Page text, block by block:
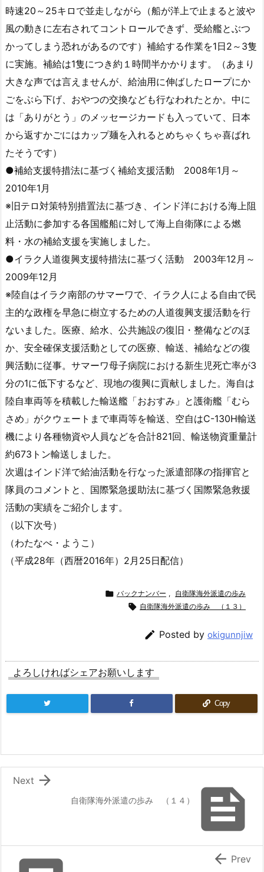
時速20～25キロで並走しながら（船が洋上で止まると波や
風の動きに左右されてコントロールできず、受給艦とぶつ
かってしまう恐れがあるのです）補給する作業を1日2～3隻
に実施。補給は1隻につき約１時間半かかります。（あまり
大きな声では言えませんが、給油用に伸ばしたロープにか
ごをぶら下げ、おやつの交換なども行なわれたとか。中に
は「ありがとう」のメッセージカードも入っていて、日本
から返すかごにはカップ麺を入れるとめちゃくちゃ喜ばれ
たそうです）
●補給支援特措法に基づく補給支援活動 2008年1月～
2010年1月
※旧テロ対策特別措置法に基づき、インド洋における海上阻
止活動に参加する各国艦船に対して海上自衛隊による燃
料・水の補給支援を実施しました。
●イラク人道復興支援特措法に基づく活動 2003年12月～
2009年12月
※陸自はイラク南部のサマーワで、イラク人による自由で民
主的な政権を早急に樹立するための人道復興支援活動を行
ないました。医療、給水、公共施設の復旧・整備などのほ
か、安全確保支援活動としての医療、輸送、補給などの復
興活動に従事。サマーワ母子病院における新生児死亡率が3
分の1に低下するなど、現地の復興に貢献しました。海自は
陸自車両等を積載した輸送艦「おおすみ」と護衛艦「むら
さめ」がクウェートまで車両等を輸送、空自はC-130H輸送
機により各種物資や人員などを合計821回、輸送物資重量計
約673トン輸送しました。
次週はインド洋で給油活動を行なった派遣部隊の指揮官と
隊員のコメントと、国際緊急援助法に基づく国際緊急救援
活動の実績をご紹介します。
（以下次号）
（わたなべ・ようこ）
（平成28年（西暦2016年）2月25日配信）
 バックナンバー , 自衛隊海外派遣の歩み
 自衛隊海外派遣の歩み （１３）
 Posted by okigunnjiw
よろしければシェアお願いします
Copy

自衛隊海外派遣の歩み （１４）

Next
 Prev